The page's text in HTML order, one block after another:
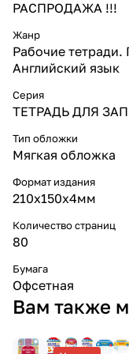
РАСПРОДАЖА !!!
Жанр
Рабочие
Английский язык
Серия
ТЕТРАДЬ ДЛЯ
Тип обложки
Мягкая обложка
Формат издания
210х150х4мм
Количество страниц
80
Бумага
Офсетная
Вам также